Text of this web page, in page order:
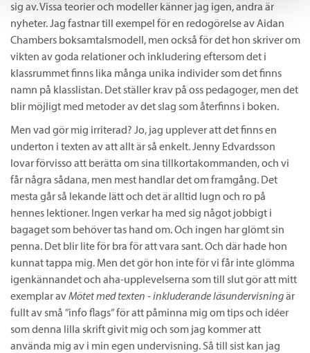
sig av. Vissa teorier och modeller känner jag igen, andra är
nyheter. Jag fastnar till exempel för en redogörelse av Aidan
Chambers boksamtalsmodell, men också för det hon skriver om
vikten av goda relationer och inkludering eftersom det i
klassrummet finns lika många unika individer som det finns
namn på klasslistan. Det ställer krav på oss pedagoger, men det
blir möjligt med metoder av det slag som återfinns i boken.
Men vad gör mig irriterad? Jo, jag upplever att det finns en
underton i texten av att allt är så enkelt. Jenny Edvardsson
lovar förvisso att berätta om sina tillkortakommanden, och vi
får några sådana, men mest handlar det om framgång. Det
mesta går så lekande lätt och det är alltid lugn och ro på
hennes lektioner. Ingen verkar ha med sig något jobbigt i
bagaget som behöver tas hand om. Och ingen har glömt sin
penna. Det blir lite för bra för att vara sant. Och där hade hon
kunnat tappa mig. Men det gör hon inte för vi får inte glömma
igenkännandet och aha-upplevelserna som till slut gör att mitt
exemplar avMötet med texten - inkluderande läsundervisningär
fullt av små ”info flags” för att påminna mig om tips och idéer
som denna lilla skrift givit mig och som jag kommer att
använda mig av i min egen undervisning. Så till sist kan jag